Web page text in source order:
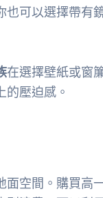
也可以選擇帶有
在選擇壁紙或窗
壓迫感。
面空間。購買高